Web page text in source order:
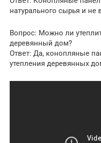
натурального сырья и
Вопрос: Можно ли
деревянный дом?
Ответ: Да, конопляные
утепления деревянных